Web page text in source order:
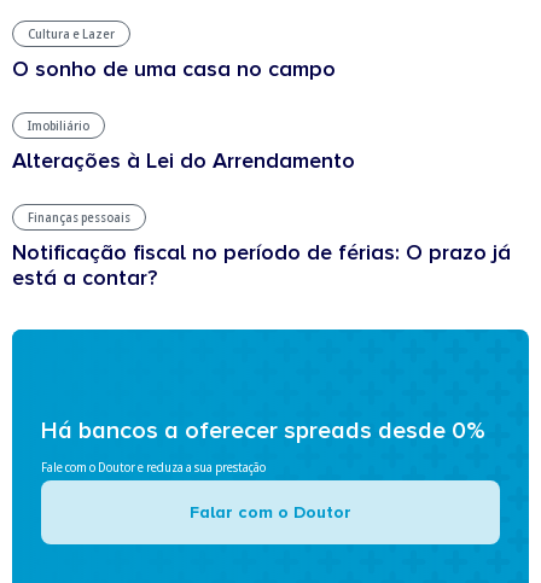
Cultura e Lazer
O sonho de uma casa no campo
Imobiliário
Alterações à Lei do Arrendamento
Finanças pessoais
Notificação fiscal no período de férias: O prazo já
está a contar?
Há bancos a oferecer spreads desde 0%
Fale com o Doutor e reduza a sua prestação
Falar com o Doutor